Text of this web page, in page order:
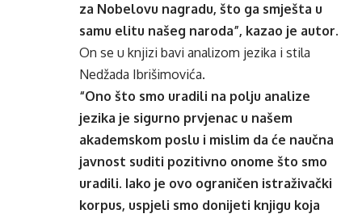
za Nobelovu nagradu, što ga smješta u
samu elitu našeg naroda”, kazao je autor.
On se u knjizi bavi analizom jezika i stila
Nedžada Ibrišimovića.
“Ono što smo uradili na polju analize
jezika je sigurno prvjenac u našem
akademskom poslu i mislim da će naučna
javnost suditi pozitivno onome što smo
uradili. Iako je ovo ograničen istraživački
korpus, uspjeli smo donijeti knjigu koja